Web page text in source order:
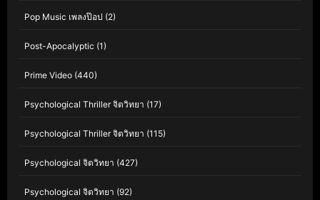
Pop Music เพลงป๊อป (2)
Post-Apocalyptic (1)
Prime Video (440)
Psychological Thriller จิตวิทยา (17)
Psychological Thriller จิตวิทยา (115)
Psychological จิตวิทยา (427)
Psychological จิตวิทยา (92)